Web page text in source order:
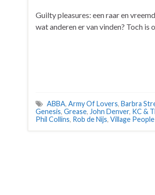
Guilty pleasures: een raar en
wat anderen er van vinden? Toch
ABBA, Army Of Lovers, Barbra
Genesis, Grease, John Denver, KC &
Phil Collins, Rob de Nijs, Village People